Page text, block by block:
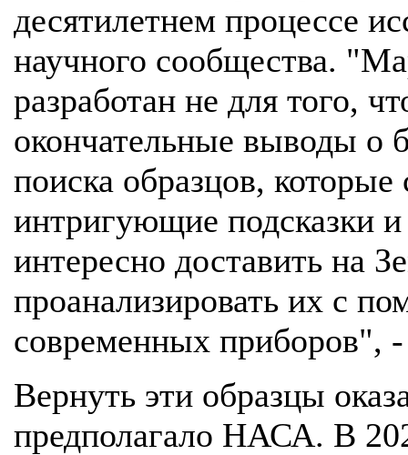
десятилетнем процессе
научного сообщества.
разработан не для того,
окончательные выводы о
поиска образцов, которые
интригующие подсказки
интересно доставить на
проанализировать их с
современных приборов", -
Вернуть эти образцы
предполагало НАСА. В